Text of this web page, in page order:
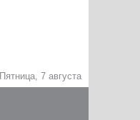
Пятница, 7 августа